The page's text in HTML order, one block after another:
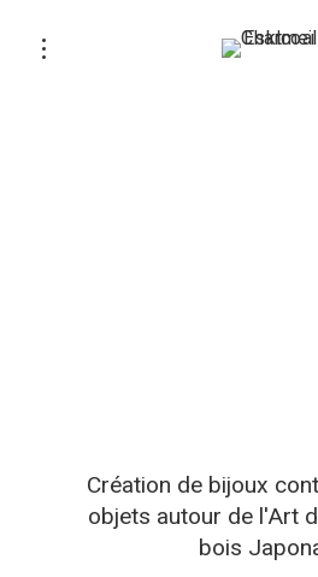
Création de bijoux
objets autour de l'Art
bois